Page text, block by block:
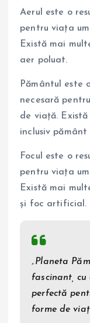
Aerul este o
pentru viața
Există mai
aer poluat.
Pământul este
necesară
de viață.
inclusiv
Focul este o
pentru viața
Există mai
și foc artificial.
„Planeta
fascinant,
perfectă
forme de